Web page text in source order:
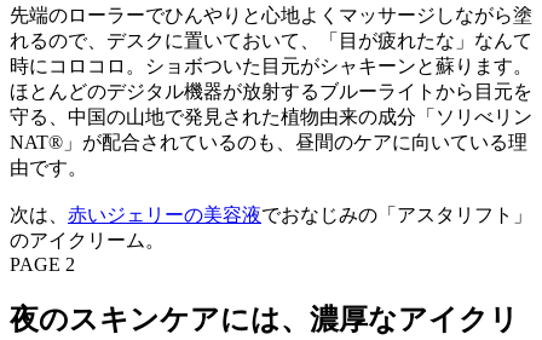
先端のローラーでひんやりと心地よくマッサージしながら塗
れるので、デスクに置いておいて、「目が疲れたな」なんて
時にコロコロ。ショボついた目元がシャキーンと蘇ります。
ほとんどのデジタル機器が放射するブルーライトから目元を
守る、中国の山地で発見された植物由来の成分「ソリべリン
NAT®」が配合されているのも、昼間のケアに向いている理
由です。
次は、 赤いジェリーの美容液でおなじみの「アスタリフト」
のアイクリーム。
PAGE 2
夜のスキンケアには、濃厚なアイクリ